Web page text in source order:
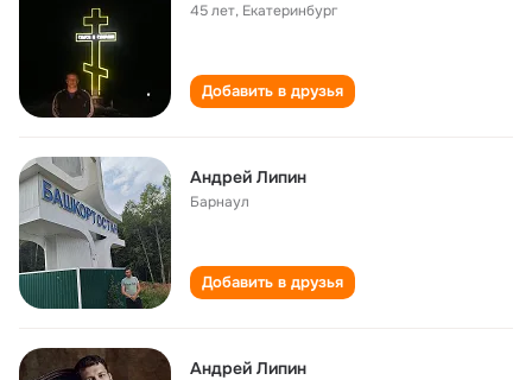
45 лет, Екатеринбург
Добавить в друзья
Андрей Липин
Барнаул
Добавить в друзья
Андрей Липин